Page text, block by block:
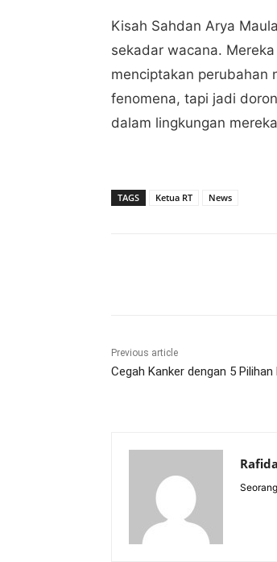
Kisah Sahdan Arya
sekadar wacana.
menciptakan perubahan
fenomena, tapi jadi
dalam lingkungan
TAGS Ketua RT News
Previous article
Cegah Kanker dengan 5
Rafida